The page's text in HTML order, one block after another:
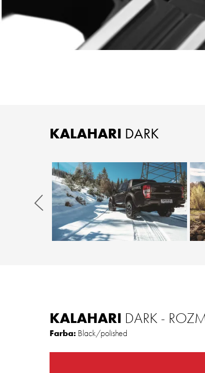
KALAHARI DARK
Zurück
KALAHARI DARK -
Farba: Black/polished